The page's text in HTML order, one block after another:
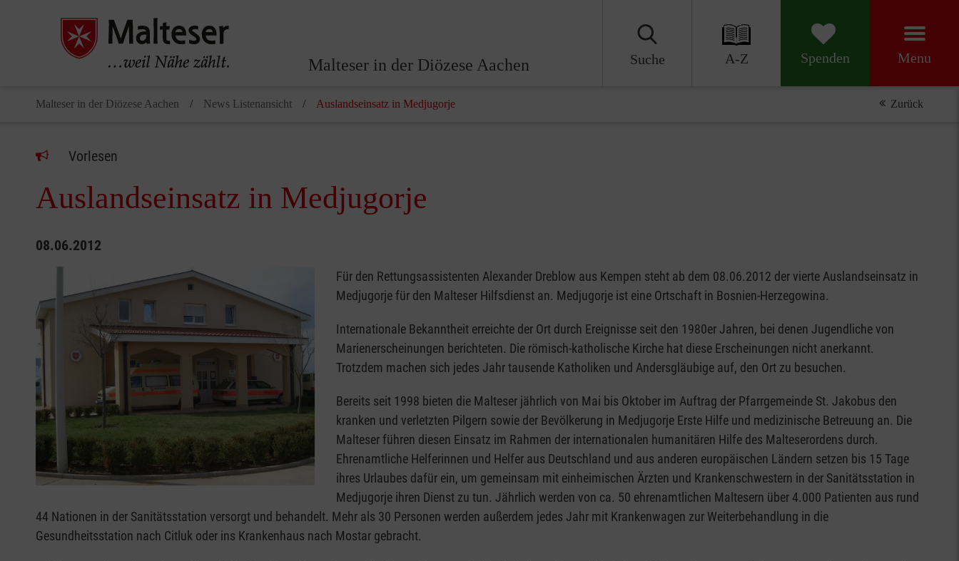
Malteser in der Diözese Aachen Suche A-Z Spenden Menu
Malteser in der Diözese Aachen News Listenansicht Auslandseinsatz in Medjugorje Zurück
Vorlesen
Auslandseinsatz in Medjugorje
08.06.2012
Für den Rettungsassistenten Alexander Dreblow aus Kempen steht ab dem 08.06.2012 der vierte Auslandseinsatz in
Medjugorje für den Malteser Hilfsdienst an. Medjugorje ist eine Ortschaft in Bosnien-Herzegowina.
Internationale Bekanntheit erreichte der Ort durch Ereignisse seit den 1980er Jahren, bei denen Jugendliche von
Marienerscheinungen berichteten. Die römisch-katholische Kirche hat diese Erscheinungen nicht anerkannt.
Trotzdem machen sich jedes Jahr tausende Katholiken und Andersgläubige auf, den Ort zu besuchen.
Bereits seit 1998 bieten die Malteser jährlich von Mai bis Oktober im Auftrag der Pfarrgemeinde St. Jakobus den
kranken und verletzten Pilgern sowie der Bevölkerung in Medjugorje Erste Hilfe und medizinische Betreuung an. Die
Malteser führen diesen Einsatz im Rahmen der internationalen humanitären Hilfe des Malteserordens durch.
Ehrenamtliche Helferinnen und Helfer aus Deutschland und aus anderen europäischen Ländern setzen bis 15 Tage
ihres Urlaubes dafür ein, um gemeinsam mit einheimischen Ärzten und Krankenschwestern in der Sanitätsstation in
Medjugorje ihren Dienst zu tun. Jährlich werden von ca. 50 ehrenamtlichen Maltesern über 4.000 Patienten aus rund
44 Nationen in der Sanitätsstation versorgt und behandelt. Mehr als 30 Personen werden außerdem jedes Jahr mit Krankenwagen zur Weiterbehandlung in die
Gesundheitsstation nach Citluk oder ins Krankenhaus nach Mostar gebracht.